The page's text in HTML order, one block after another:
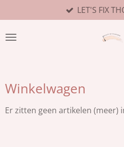
direct
naar
LET'S FIX THOSE
Winkelwagen
Er zitten geen artikelen (meer)